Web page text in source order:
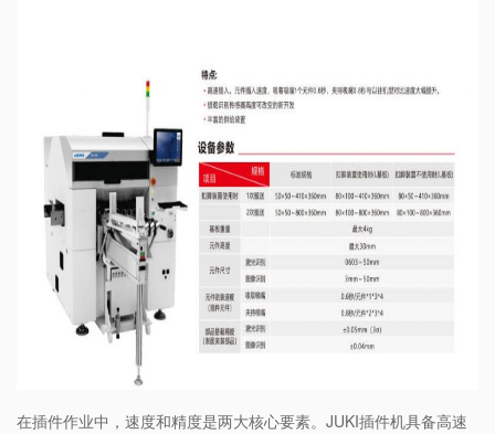
在插件作业中，速度和精度是两大核心要素。JUKI插件机具备高速